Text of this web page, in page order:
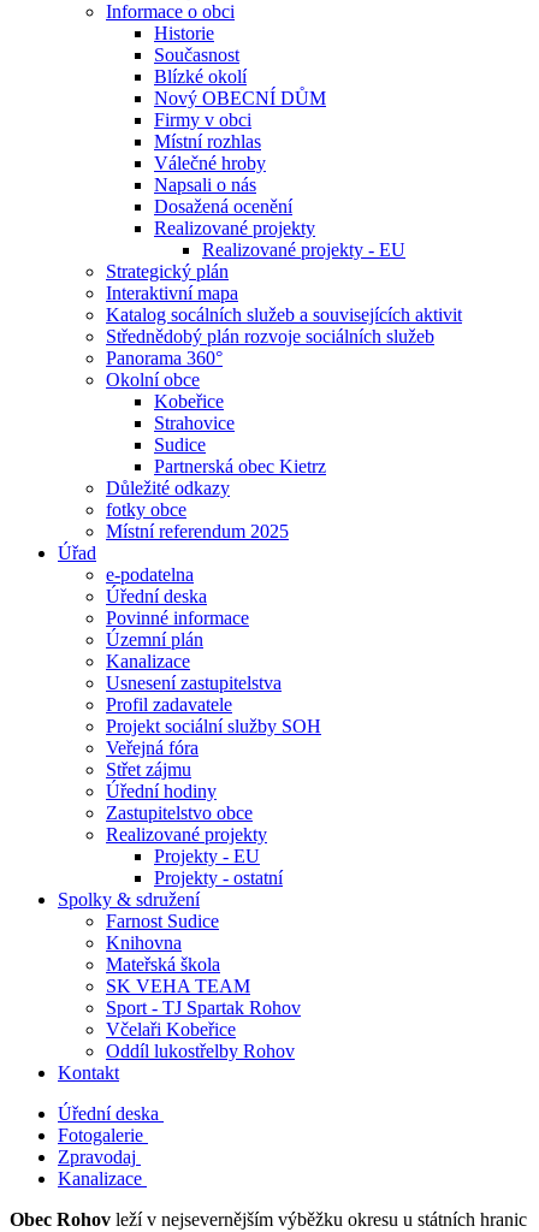
Informace o obci
Historie
Současnost
Blízké okolí
Nový OBECNÍ DŮM
Firmy v obci
Místní rozhlas
Válečné hroby
Napsali o nás
Dosažená ocenění
Realizované projekty
Realizované projekty - EU
Strategický plán
Interaktivní mapa
Katalog socálních služeb a souvisejících aktivit
Střednědobý plán rozvoje sociálních služeb
Panorama 360°
Okolní obce
Kobeřice
Strahovice
Sudice
Partnerská obec Kietrz
Důležité odkazy
fotky obce
Místní referendum 2025
Úřad
e-podatelna
Úřední deska
Povinné informace
Územní plán
Kanalizace
Usnesení zastupitelstva
Profil zadavatele
Projekt sociální služby SOH
Veřejná fóra
Střet zájmu
Úřední hodiny
Zastupitelstvo obce
Realizované projekty
Projekty - EU
Projekty - ostatní
Spolky & sdružení
Farnost Sudice
Knihovna
Mateřská škola
SK VEHA TEAM
Sport - TJ Spartak Rohov
Včelaři Kobeřice
Oddíl lukostřelby Rohov
Kontakt
Úřední deska
Fotogalerie
Zpravodaj
Kanalizace
Obec Rohov leží v nejsevernějším výběžku okresu u státních hranic